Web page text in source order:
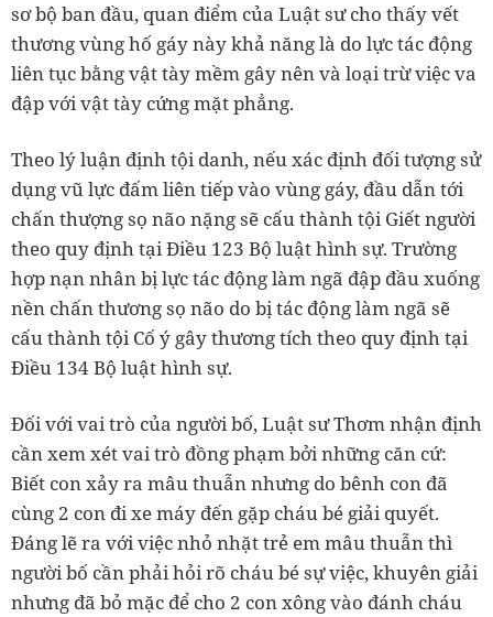
sơ bộ ban đầu, quan điểm của Luật sư cho thấy vết
thương vùng hố gáy này khả năng là do lực tác động
liên tục bằng vật tày mềm gây nên và loại trừ việc va
đập với vật tày cứng mặt phẳng.
Theo lý luận định tội danh, nếu xác định đối tượng sử
dụng vũ lực đấm liên tiếp vào vùng gáy, đầu dẫn tới
chấn thượng sọ não nặng sẽ cấu thành tội Giết người
theo quy định tại Điều 123 Bộ luật hình sự. Trường
hợp nạn nhân bị lực tác động làm ngã đập đầu xuống
nền chấn thương sọ não do bị tác động làm ngã sẽ
cấu thành tội Cố ý gây thương tích theo quy định tại
Điều 134 Bộ luật hình sự.
Đối với vai trò của người bố, Luật sư Thơm nhận định
cần xem xét vai trò đồng phạm bởi những căn cứ:
Biết con xảy ra mâu thuẫn nhưng do bênh con đã
cùng 2 con đi xe máy đến gặp cháu bé giải quyết.
Đáng lẽ ra với việc nhỏ nhặt trẻ em mâu thuẫn thì
người bố cần phải hỏi rõ cháu bé sự việc, khuyên giải
nhưng đã bỏ mặc để cho 2 con xông vào đánh cháu